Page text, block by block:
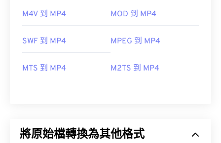
M4V 到 MP4 MOD 到 MP4
SWF 到 MP4 MPEG 到 MP4
MTS 到 MP4 M2TS 到 MP4
將原始檔轉換為其他格式